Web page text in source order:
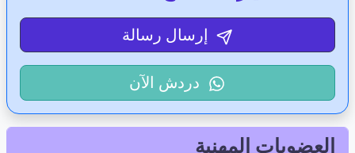
إرسال رسالة
دردش الآن
العضويات المهنية